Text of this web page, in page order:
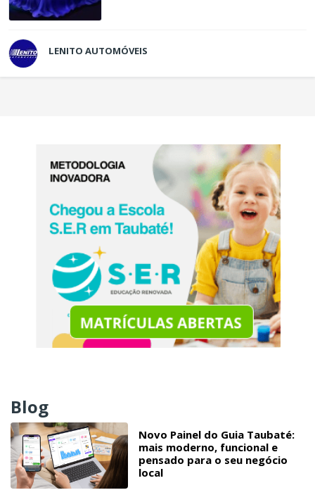
LENITO AUTOMÓVEIS
Blog
Novo Painel do Guia Taubaté:
mais moderno, funcional e
pensado para o seu negócio
local